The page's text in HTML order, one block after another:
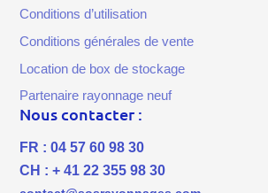
Conditions d’utilisation
Conditions générales de vente
Location de box de stockage
Partenaire rayonnage neuf
Nous contacter :
FR : 04 57 60 98 30
CH : + 41 22 355 98 30